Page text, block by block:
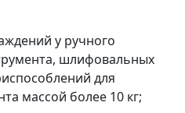
у ручного
шлифовальных
для
массой более 10 кг;